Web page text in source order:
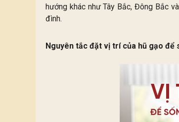
hướng khác như Tây Bắc, Đông Bắc
đình.
Nguyên tắc đặt vị trí của hũ gạo để